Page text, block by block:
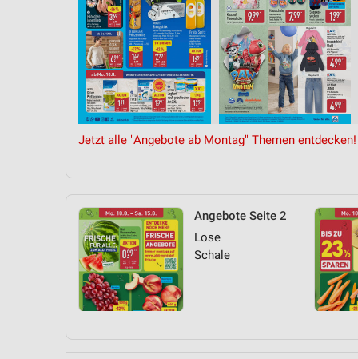
Jetzt alle "Angebote ab Montag" Themen entdecken!
Angebote Seite 2
Lose
Schale